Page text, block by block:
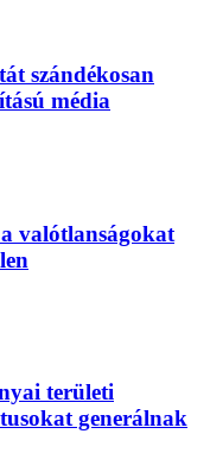
szándékosan
média
valótlanságokat
területi
generálnak